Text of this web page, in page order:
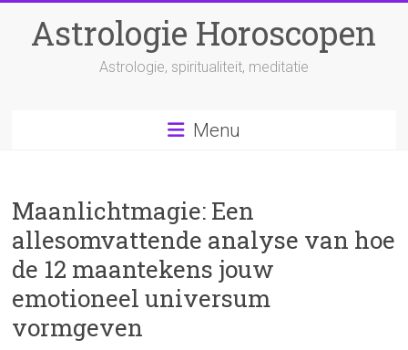
inhoudAstrologie Horoscopen
Astrologie, spiritualiteit, meditatie
Menu
Maanlichtmagie: Een
allesomvattende analyse van hoe
de 12 maantekens jouw
emotioneel universum
vormgeven